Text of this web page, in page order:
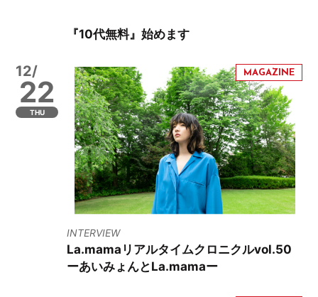
『10代無料』始めます
12/
22
THU
INTERVIEW
La.mamaリアルタイムクロニクルvol.50
ーあいみょんとLa.mamaー